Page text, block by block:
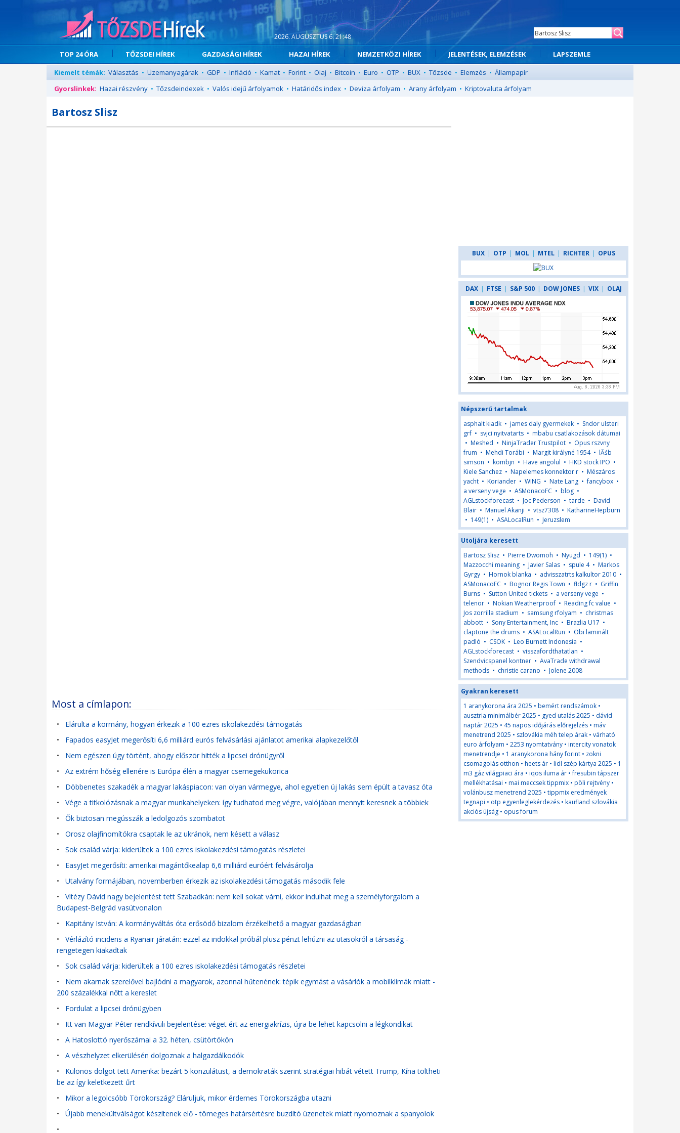
2026. AUGUSZTUS 6. 21:48
TOP 24 ÓRA TŐZSDEI HÍREK GAZDASÁGI HÍREK HAZAI HÍREK NEMZETKÖZI HÍREK JELENTÉSEK, ELEMZÉSEK
LAPSZEMLE
Kiemelt témák: Választás • Üzemanyagárak • GDP • Infláció • Kamat • Forint • Olaj • Bitcoin • Euro • OTP • BUX • Tőzsde • Elemzés • Állampapír
Gyorslinkek: Hazai részvény • Tőzsdeindexek • Valós idejű árfolyamok • Határidős index • Deviza árfolyam • Arany árfolyam • Kriptovaluta árfolyam
Bartosz Slisz
Most a címlapon:
• Elárulta a kormány, hogyan érkezik a 100 ezres iskolakezdési támogatás
• Fapados easyJet megerősíti 6,6 milliárd eurós felvásárlási ajánlatot amerikai alapkezelőtől
• Nem egészen úgy történt, ahogy először hitték a lipcsei drónügyről
• Az extrém hőség ellenére is Európa élén a magyar csemegekukorica
• Döbbenetes szakadék a magyar lakáspiacon: van olyan vármegye, ahol egyetlen új lakás sem épült a tavasz óta
• Vége a titkolózásnak a magyar munkahelyeken: így tudhatod meg végre, valójában mennyit keresnek a többiek
• Ők biztosan megússzák a ledolgozós szombatot
• Orosz olajfinomítókra csaptak le az ukránok, nem késett a válasz
• Sok család várja: kiderültek a 100 ezres iskolakezdési támogatás részletei
• EasyJet megerősíti: amerikai magántőkealap 6,6 milliárd euróért felvásárolja
• Utalvány formájában, novemberben érkezik az iskolakezdési támogatás második fele
• Vitézy Dávid nagy bejelentést tett Szabadkán: nem kell sokat várni, ekkor indulhat meg a személyforgalom a
Budapest-Belgrád vasútvonalon
• Kapitány István: A kormányváltás óta erősödő bizalom érzékelhető a magyar gazdaságban
• Vérlázító incidens a Ryanair járatán: ezzel az indokkal próbál plusz pénzt lehúzni az utasokról a társaság -
rengetegen kiakadtak
• Sok család várja: kiderültek a 100 ezres iskolakezdési támogatás részletei
• Nem akarnak szerelővel bajlódni a magyarok, azonnal hűtenének: tépik egymást a vásárlók a mobilklímák miatt -
200 százalékkal nőtt a kereslet
• Fordulat a lipcsei drónügyben
• Itt van Magyar Péter rendkívüli bejelentése: véget ért az energiakrízis, újra be lehet kapcsolni a légkondikat
• A Hatoslottó nyerőszámai a 32. héten, csütörtökön
• A vészhelyzet elkerülésén dolgoznak a halgazdálkodók
• Különös dolgot tett Amerika: bezárt 5 konzulátust, a demokraták szerint stratégiai hibát vétett Trump, Kína töltheti
be az így keletkezett űrt
• Mikor a legolcsóbb Törökország? Eláruljuk, mikor érdemes Törökországba utazni
• Újabb menekültválságot készítenek elő - tömeges határsértésre buzdító üzenetek miatt nyomoznak a spanyolok
•
BUX | OTP | MOL | MTEL | RICHTER | OPUS
DAX | FTSE | S&P 500 | DOW JONES | VIX | OLAJ
Népszerű tartalmak
asphalt kiadk • james daly gyermekek • Sndor ulsteri
grf • svjci nyitvatarts • mbabu csatlakozások dátumai
• Meshed • NinjaTrader Trustpilot • Opus rszvny
frum • Mehdi Torábi • Margit királyné 1954• lĂśb
simson • kombjn • Have angolul • HKD stock IPO •
Kiele Sanchez • Napelemes konnektor r • Mészáros
yacht • Koriander • WING • Nate Lang •fancybox •
a verseny vege • ASMonacoFC • blog •
AGLstockforecast • Joc Pederson • tarde • David
Blair • Manuel Akanji • vtsz7308 • KatharineHepburn
• 149(1) • ASALocalRun • Jeruzslem
Utoljára keresett
Bartosz Slisz • Pierre Dwomoh • Nyugd • 149(1) •
Mazzocchi meaning • Javier Salas • spule 4• Markos
Gyrgy • Hornok blanka • advisszatrts kalkultor 2010 •
ASMonacoFC • Bognor Regis Town • fldgz r • Griffin
Burns • Sutton United tickets • a verseny vege •
telenor • Nokian Weatherproof • Reading fc value •
Jos zorrilla stadium • samsung rfolyam • christmas
abbott • Sony Entertainment, Inc • Brazlia U17 •
claptone the drums • ASALocalRun • Obi laminált
padló • CSOK • Leo Burnett Indonesia •
AGLstockforecast • visszafordthatatlan •
Szendvicspanel kontner • AvaTrade withdrawal
methods • christie carano • Jolene 2008
Gyakran keresett
1 aranykorona ára 2025 • bemért rendszámok •
ausztria minimálbér 2025 • gyed utalás 2025 • dávid
naptár 2025 • 45 napos időjárás előrejelzés • máv
menetrend 2025 • szlovákia méh telep árak • várható
euro árfolyam • 2253 nyomtatvány • intercity vonatok
menetrendje • 1 aranykorona hány forint • zokni
csomagolás otthon • heets ár • lidl szép kártya 2025 • 1
m3 gáz világpiaci ára • iqos iluma ár •fresubin tápszer
mellékhatásai • mai meccsek tippmix • pöli rejtvény •
volánbusz menetrend 2025 • tippmix eredmények
tegnapi • otp egyenleglekérdezés • kaufland szlovákia
akciós újság • opus forum